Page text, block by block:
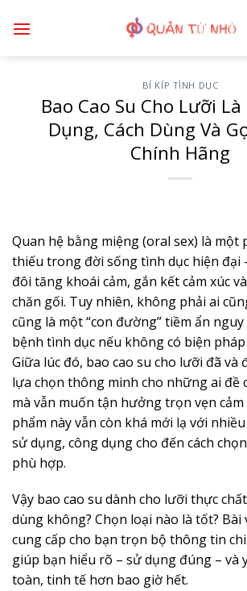
qua
BÍ KÍP TÌNH DỤC
Bao Cao Su Cho Lưỡi Là
Dụng, Cách Dùng Và
Chính Hãng
Quan hệ bằng miệng (oral sex) là một
thiếu trong đời sống tình dục hiện đại
đôi tăng khoái cảm, gắn kết cảm xúc
chăn gối. Tuy nhiên, không phải ai
cũng là một “con đường” tiềm ẩn nguy
bệnh tình dục nếu không có biện
Giữa lúc đó, bao cao su cho lưỡi đã và
lựa chọn thông minh cho những ai đề
mà vẫn muốn tận hưởng trọn vẹn cảm
phẩm này vẫn còn khá mới lạ với
sử dụng, công dụng cho đến cách
phù hợp.
Vậy bao cao su dành cho lưỡi thực
dùng không? Chọn loại nào là tốt? Bài
cung cấp cho bạn trọn bộ thông tin
giúp bạn hiểu rõ – sử dụng đúng – và
toàn, tinh tế hơn bao giờ hết.